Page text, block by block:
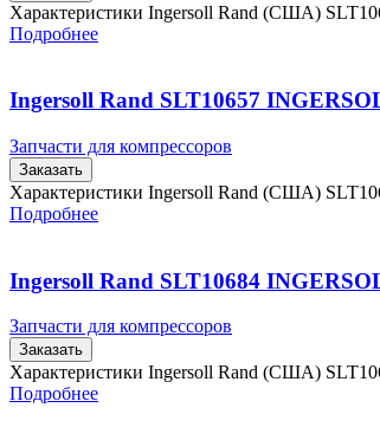
Характеристики Ingersoll Rand (США)
Подробнее
Ingersoll Rand SLT10657
Запчасти для компрессоров
Заказать
Характеристики Ingersoll Rand (США)
Подробнее
Ingersoll Rand SLT10684
Запчасти для компрессоров
Заказать
Характеристики Ingersoll Rand (США)
Подробнее